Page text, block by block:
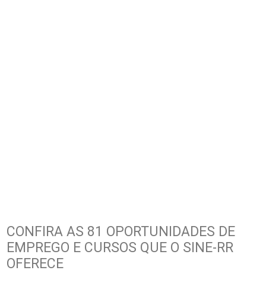
CONFIRA AS 81 OPORTUNIDADES DE
EMPREGO E CURSOS QUE O SINE-RR
OFERECE